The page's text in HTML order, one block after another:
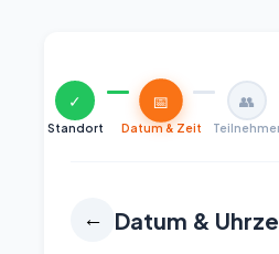
✓
Standort
📅
Datum & Zeit
👥
← Datum &